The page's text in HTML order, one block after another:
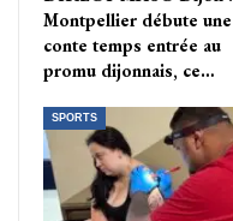
Montpellier débute une
conte temps entrée au
promu dijonnais, ce…
SPORTS